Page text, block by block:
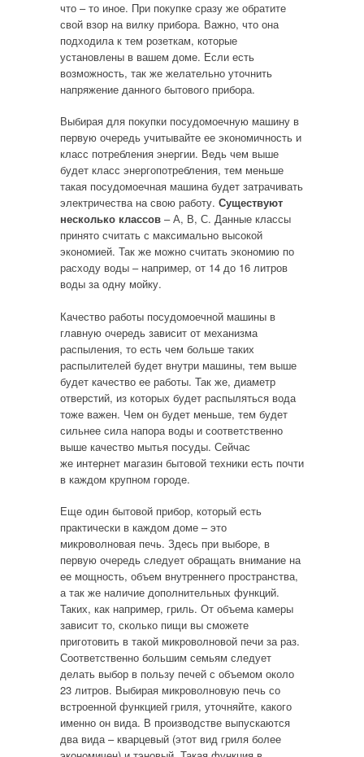
что – то иное. При покупке сразу же обратите
свой взор на вилку прибора. Важно, что она
подходила к тем розеткам, которые
установлены в вашем доме. Если есть
возможность, так же желательно уточнить
напряжение данного бытового прибора.
Выбирая для покупки посудомоечную машину в
первую очередь учитывайте ее экономичность и
класс потребления энергии. Ведь чем выше
будет класс энергопотребления, тем меньше
такая посудомоечная машина будет затрачивать
электричества на свою работу. Существуют
несколько классов– А, В, С. Данные классы
принято считать с максимально высокой
экономией. Так же можно считать экономию по
расходу воды – например, от 14 до 16 литров
воды за одну мойку.
Качество работы посудомоечной машины в
главную очередь зависит от механизма
распыления, то есть чем больше таких
распылителей будет внутри машины, тем выше
будет качество ее работы. Так же, диаметр
отверстий, из которых будет распыляться вода
тоже важен. Чем он будет меньше, тем будет
сильнее сила напора воды и соответственно
выше качество мытья посуды. Сейчас
же интернет магазин бытовой техники есть почти
в каждом крупном городе.
Еще один бытовой прибор, который есть
практически в каждом доме – это
микроволновая печь. Здесь при выборе, в
первую очередь следует обращать внимание на
ее мощность, объем внутреннего пространства,
а так же наличие дополнительных функций.
Таких, как например, гриль. От объема камеры
зависит то, сколько пищи вы сможете
приготовить в такой микроволновой печи за раз.
Соответственно большим семьям следует
делать выбор в пользу печей с объемом около
23 литров. Выбирая микроволновую печь со
встроенной функцией гриля, уточняйте, какого
именно он вида. В производстве выпускаются
два вида – кварцевый (этот вид гриля более